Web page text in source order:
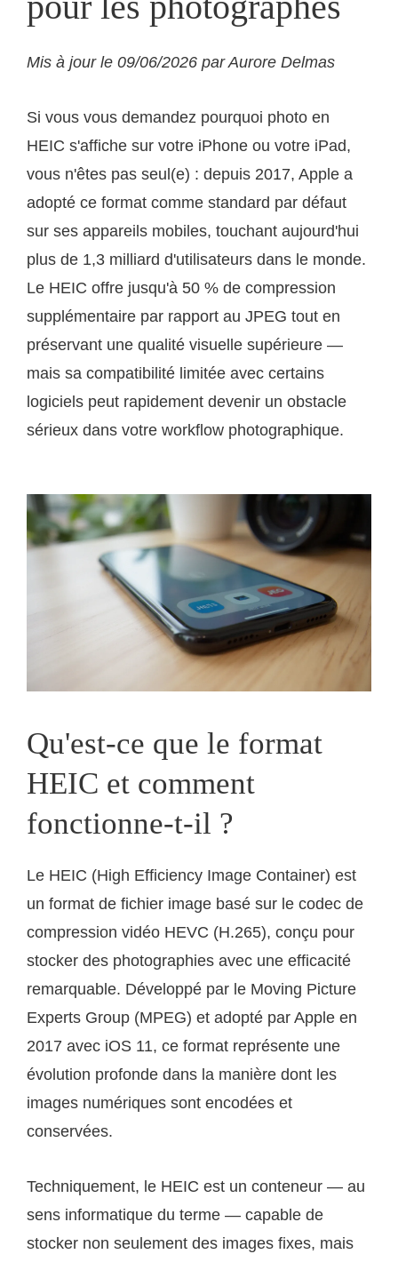
Mis à jour le 09/06/2026 par Aurore Delmas
Si vous vous demandez pourquoi photo en
HEIC s'affiche sur votre iPhone ou votre iPad,
vous n'êtes pas seul(e) : depuis 2017, Apple a
adopté ce format comme standard par défaut
sur ses appareils mobiles, touchant aujourd'hui
plus de 1,3 milliard d'utilisateurs dans le monde.
Le HEIC offre jusqu'à 50 % de compression
supplémentaire par rapport au JPEG tout en
préservant une qualité visuelle supérieure —
mais sa compatibilité limitée avec certains
logiciels peut rapidement devenir un obstacle
sérieux dans votre workflow photographique.
Qu'est-ce que le format
HEIC et comment
fonctionne-t-il ?
Le HEIC (High Efficiency Image Container) est
un format de fichier image basé sur le codec de
compression vidéo HEVC (H.265), conçu pour
stocker des photographies avec une efficacité
remarquable. Développé par le Moving Picture
Experts Group (MPEG) et adopté par Apple en
2017 avec iOS 11, ce format représente une
évolution profonde dans la manière dont les
images numériques sont encodées et
conservées.
Techniquement, le HEIC est un conteneur — au
sens informatique du terme — capable de
stocker non seulement des images fixes, mais